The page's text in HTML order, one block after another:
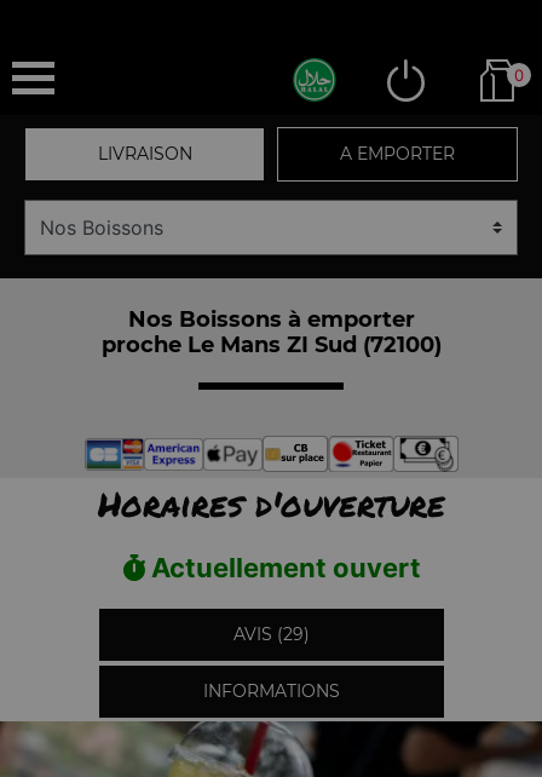
0
LIVRAISON A EMPORTER
Nos Boissons à emporter
proche Le Mans ZI Sud (72100)
Horaires d'ouverture
Actuellement ouvert
AVIS (29)
INFORMATIONS